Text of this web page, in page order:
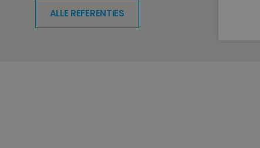
ALLE REFERENTIES